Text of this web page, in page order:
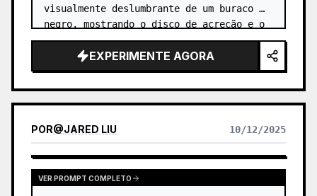
visualmente deslumbrante de um buraco
negro, mostrando o disco de acreção e o
efeito de lente gravitacional. …
EXPERIMENTE AGORA
POR@JARED LIU 10/12/2025
VER PROMPT COMPLETO